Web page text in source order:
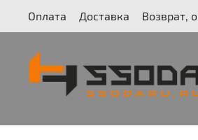
Оплата Доставка Возврат,